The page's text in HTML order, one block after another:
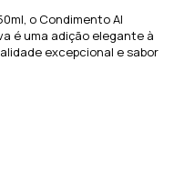
o Condimento Al
é uma adição elegante à
excepcional e sabor